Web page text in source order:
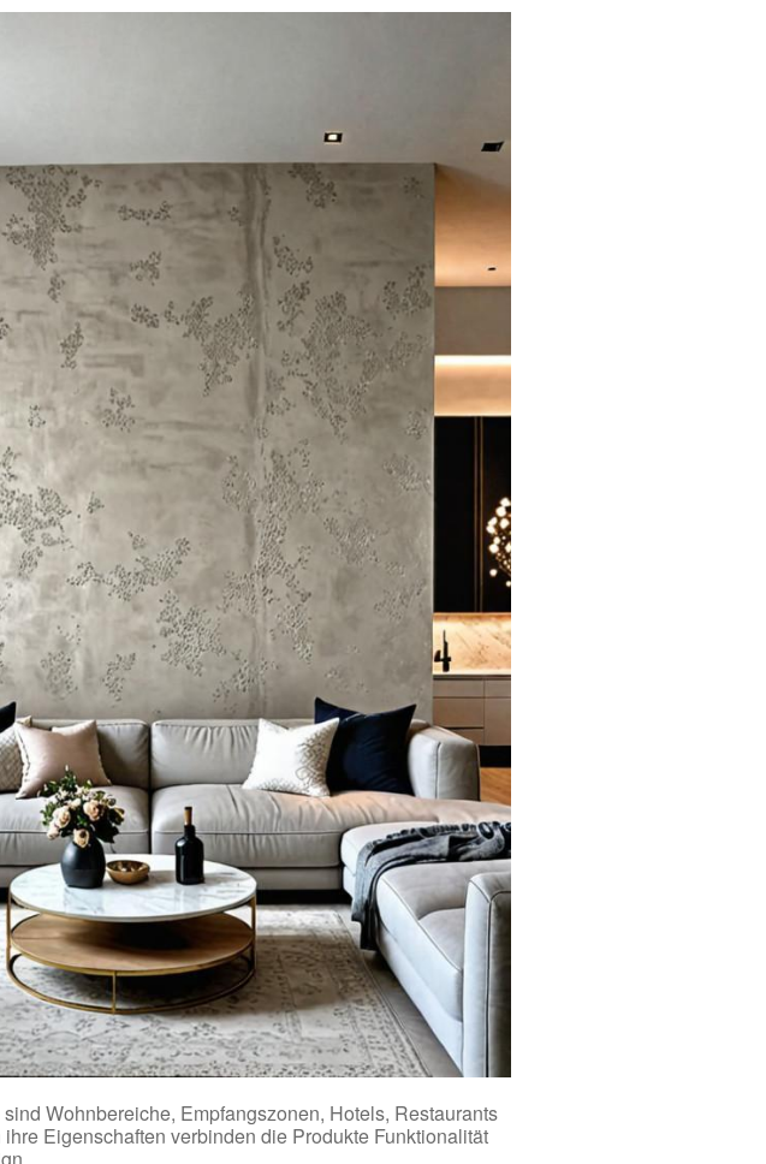
Wohnbereiche, Empfangszonen, Hotels, Restaurants
Eigenschaften verbinden die Produkte Funktionalität